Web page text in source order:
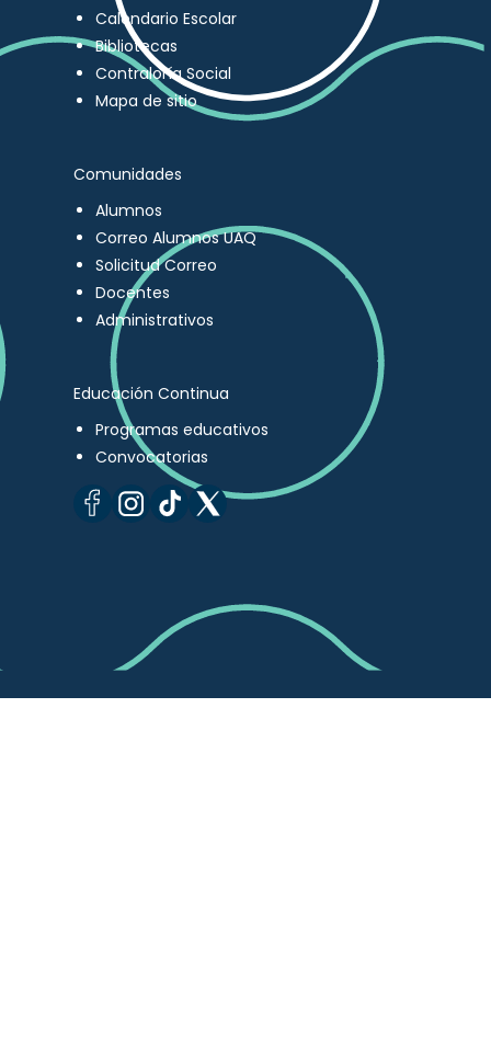
Calendario Escolar
Bibliotecas
Contraloría Social
Mapa de sitio
Comunidades
Alumnos
Correo Alumnos UAQ
Solicitud Correo
Docentes
Administrativos
Educación Continua
Programas educativos
Convocatorias